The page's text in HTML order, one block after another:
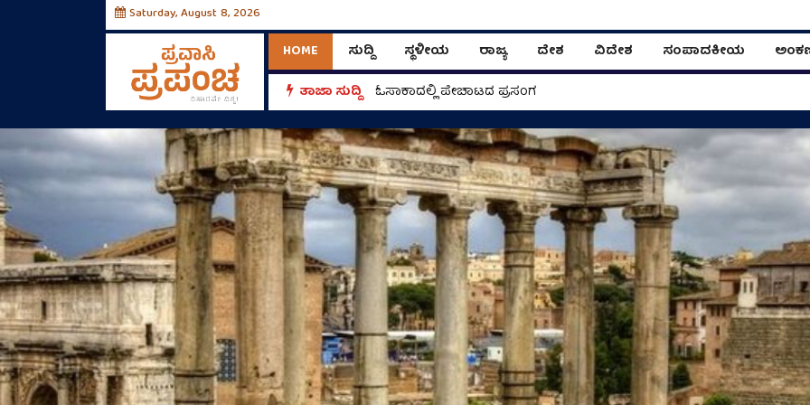
Saturday, August 8, 2026
HOME ಸುದ್ದಿ ಸ್ಥಳೀಯ ರಾಜ್ಯ ದೇಶ ವಿದೇಶ ಸಂಪಾದಕೀಯ
ತಾಜಾ ಸುದ್ದಿ
ಓಸಾಕಾದಲ್ಲಿ ಪೇಚಾಟದ ಪ್ರಸಂಗ